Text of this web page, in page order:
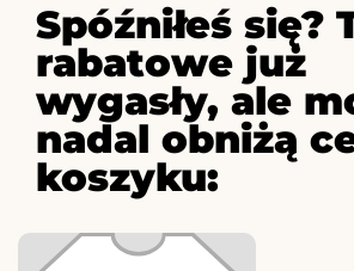
Spóźniłeś się?
rabatowe już
wygasły, ale
nadal obniżą
koszyku: